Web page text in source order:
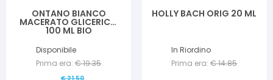
ONTANO BIANCO
MACERATO GLICERICO
100 ML BIO
Disponibile
Prima era: €19.35
€21.50
HOLLY BACH ORIG 20 ML
In Riordino
Prima era: €14.85